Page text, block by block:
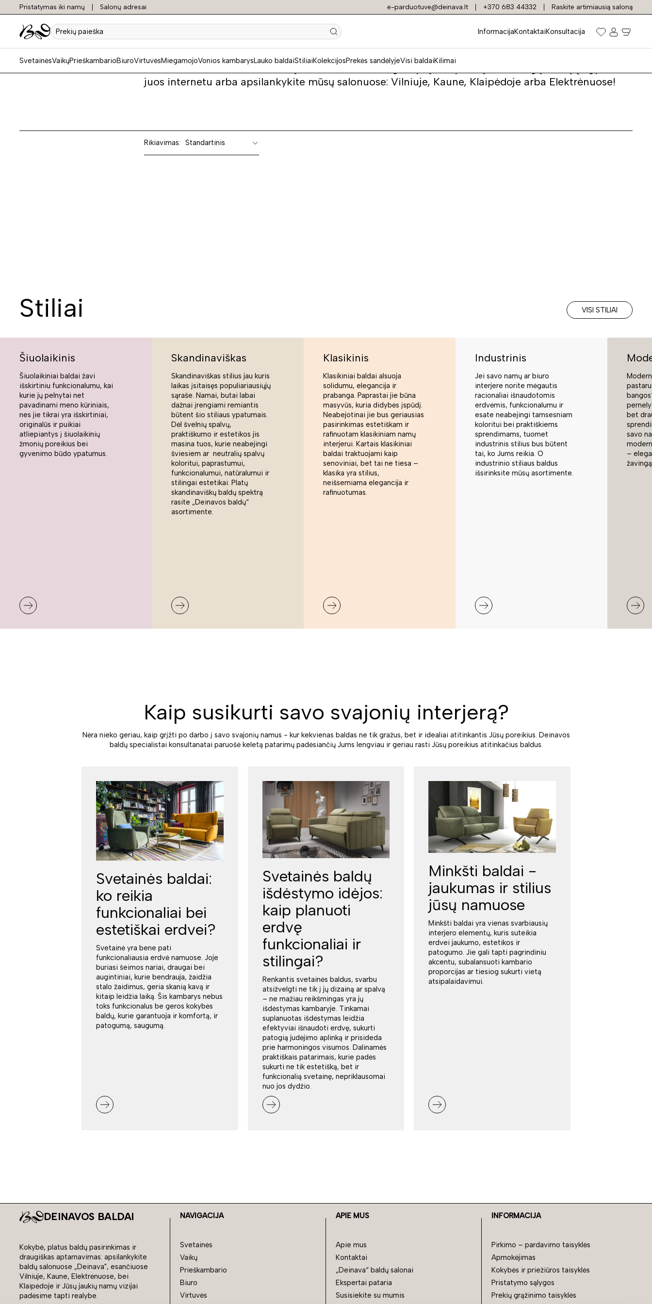
Pristatymas iki namų Salonų adresai e-parduotuve@deinava.lt +370 683 44332 Raskite artimiausią saloną
Prekių
paieška
InformacijaKontaktaiKonsultacija
SvetainėsVaikųPrieškambarioBiuroVirtuvėsMiegamojoVonios kambarysLauko baldaiStiliaiKolekcijosPrekės sandėlyjeVisi baldaiKilimai
Provanso stalas
Domina Provanso stalas? Mūsų asortimente rasite gausybę kokybiškų bei stilingų baldų. Įsigyite
juos internetu arba apsilankykite mūsų salonuose: Vilniuje, Kaune, Klaipėdoje arba Elektrėnuose!
Rikiavimas: Standartinis
Stiliai VISI STILIAI
Šiuolaikinis
Šiuolaikiniai baldai žavi
išskirtiniu funkcionalumu, kai
kurie jų pelnytai net
pavadinami meno kūriniais,
nes jie tikrai yra išskirtiniai,
originalūs ir puikiai
atliepiantys į šiuolaikinių
žmonių poreikius bei
gyvenimo būdo ypatumus.
Skandinaviškas
Skandinaviškas stilius jau kuris
laikas įsitaisęs populiariausiųjų
sąraše. Namai, butai labai
dažnai įrengiami remiantis
būtent šio stiliaus ypatumais.
Dėl švelnių spalvų,
praktiškumo ir estetikos jis
masina tuos, kurie neabejingi
šviesiem ar neutralių spalvų
koloritui, paprastumui,
funkcionalumui, natūralumui ir
stilingai estetikai. Platų
skandinaviškų baldų spektrą
rasite „Deinavos baldų“
asortimente.
Klasikinis
Klasikiniai baldai alsuoja
solidumu, elegancija ir
prabanga. Paprastai jie būna
masyvūs, kuria didybės įspūdį.
Neabejotinai jie bus geriausias
pasirinkimas estetiškam ir
rafinuotam klasikiniam namų
interjerui. Kartais klasikiniai
baldai traktuojami kaip
senoviniai, bet tai ne tiesa –
klasika yra stilius,
neišsemiama elegancija ir
rafinuotumas.
Industrinis
Jei savo namų ar biuro
interjere norite mėgautis
racionaliai išnaudotomis
erdvėmis, funkcionalumu ir
esate neabejingi tamsesniam
koloritui bei praktiškiems
sprendimams, tuomet
industrinis stilius bus būtent
tai, ko Jums reikia. O
industrinio stiliaus baldus
išsirinksite mūsų asortimente.
bet
savo
–
Kaip susikurti savo svajonių interjerą?
Nėra nieko geriau, kaip grįžti po darbo į savo svajonių namus - kur kekvienas baldas ne tik gražus, bet ir idealiai atitinkantis Jūsų poreikius. Deinavos
baldų specialistai konsultanatai paruošė keletą patarimų padėsiančių Jums lengviau ir geriau rasti Jūsų poreikius atitinkačius baldus.
Svetainės baldai:
ko reikia
funkcionaliai bei
estetiškai erdvei?
Svetainė yra bene pati
funkcionaliausia erdvė namuose. Joje
buriasi šeimos nariai, draugai bei
augintiniai, kurie bendrauja, žaidžia
stalo žaidimus, geria skanią kavą ir
kitaip leidžia laiką. Šis kambarys nebus
toks funkcionalus be geros kokybės
baldų, kurie garantuoja ir komfortą, ir
patogumą, saugumą.
Svetainės baldų
išdėstymo idėjos:
kaip planuoti
erdvę
funkcionaliai ir
stilingai?
Renkantis svetainės baldus, svarbu
atsižvelgti ne tik į jų dizainą ar spalvą
– ne mažiau reikšmingas yra jų
išdėstymas kambaryje. Tinkamai
suplanuotas išdėstymas leidžia
efektyviai išnaudoti erdvę, sukurti
patogią judėjimo aplinką ir prisideda
prie harmoningos visumos. Dalinamės
praktiškais patarimais, kurie padės
sukurti ne tik estetišką, bet ir
funkcionalią svetainę, nepriklausomai
nuo jos dydžio.
Minkšti baldai -
jaukumas ir stilius
jūsų namuose
Minkšti baldai yra vienas svarbiausių
interjero elementų, kuris suteikia
erdvei jaukumo, estetikos ir
patogumo. Jie gali tapti pagrindiniu
akcentu, subalansuoti kambario
proporcijas ar tiesiog sukurti vietą
atsipalaidavimui.
DEINAVOS BALDAI
Kokybė, platus baldų pasirinkimas ir
draugiškas aptarnavimas: apsilankykite
baldų salonuose „Deinava", esančiuose
Vilniuje, Kaune, Elektrėnuose, bei
Klaipėdoje ir Jūsų jaukių namų vizijai
padėsime tapti realybe.
NAVIGACIJA
Svetainės
Vaikų
Prieškambario
Biuro
Virtuvės
APIE MUS
Apie mus
Kontaktai
„Deinava“ baldų salonai
Ekspertai pataria
Susisiekite su mumis
INFORMACIJA
Pirkimo – pardavimo taisyklės
Apmokėjimas
Kokybės ir priežiūros taisyklės
Pristatymo sąlygos
Prekių grąžinimo taisyklės